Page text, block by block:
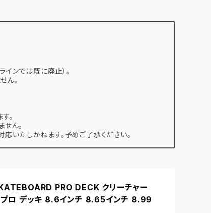
ンでは既に廃止）。
ん。
。
ん。
いたしかねます。予めご了承ください。
PRO DECK クリーチャー
プロ デッキ 8.6インチ 8.65インチ 8.99